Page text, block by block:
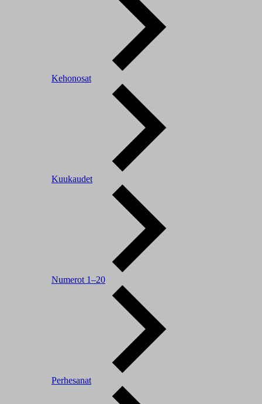
Kehonosat
Kuukaudet
Numerot 1–20
Perhesanat